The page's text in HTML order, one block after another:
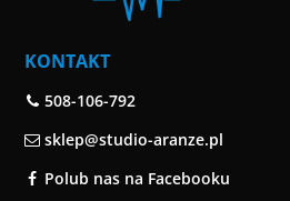
KONTAKT
508-106-792
sklep@studio-aranze.pl
Polub nas na Facebooku